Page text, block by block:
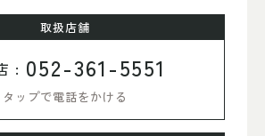
取扱店舗
: 052-361-5551
タップで電話をかける